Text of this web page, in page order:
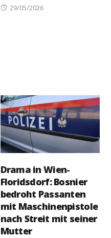
Posted
29/05/2026
Drama in Wien-
Floridsdorf: Bosnier
bedroht Passanten
mit Maschinenpistole
nach Streit mit seiner
Mutter